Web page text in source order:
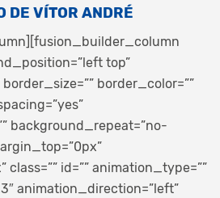
DE VÍTOR ANDRÉ
top”
border_color=””
background_repeat=”no-
id=”” animation_type=””
animation_direction=”left”